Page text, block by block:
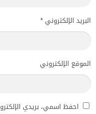
البريد الإلكتروني *
الموقع الإلكتروني
احفظ اسمي، بريدي